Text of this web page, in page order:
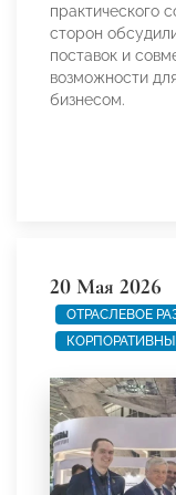
практического
сторон
поставок и
возможности
бизнесом.
20 Мая 2026
ОТРАСЛЕВОЕ